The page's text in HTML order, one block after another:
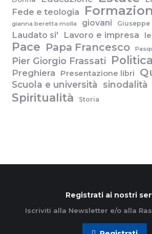
Fede e teologia
gianna beretta molla giovani Giuseppe
Laudato si' Lavoro e impresa
Pace Papa Francesco
Pier Giorgio Frassati Politica
Preghiera
Presentazione libri
Scuola e università sinodalità
Spiritualità Storia
Registrati ai nostri
Iscriviti alla Newsletter e/o alla